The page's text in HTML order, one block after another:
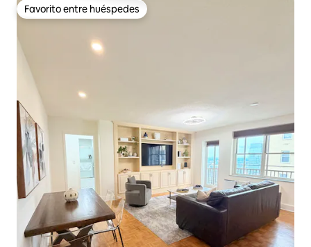
Favorito entre huéspedes
Favorito entre huéspedes